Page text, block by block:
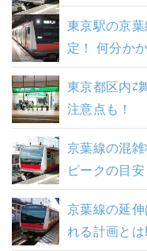
東京駅の京
定！ 何分か
東京都区内⇄
注意点も！
京葉線の混
ピークの目安
京葉線の延
れる計画と